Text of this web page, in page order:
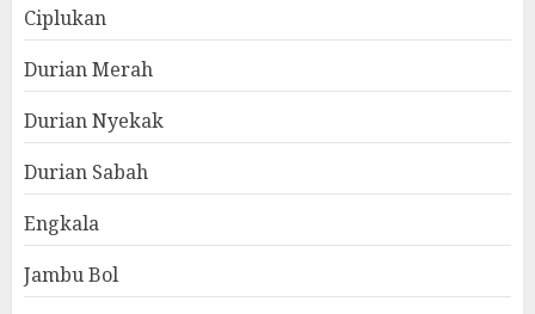
Ciplukan
Durian Merah
Durian Nyekak
Durian Sabah
Engkala
Jambu Bol